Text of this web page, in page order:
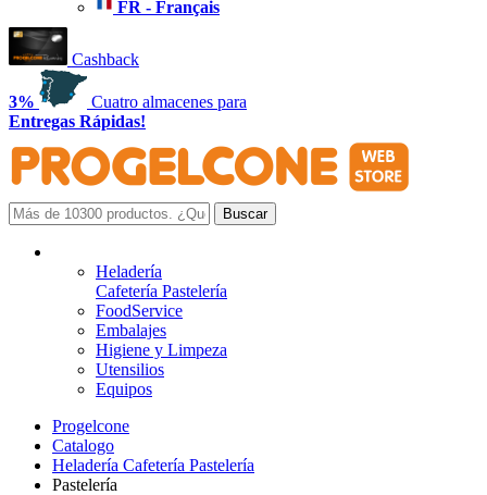
FR - Français
Cashback
3%
Cuatro almacenes para
Entregas Rápidas!
Heladería
Cafetería Pastelería
FoodService
Embalajes
Higiene y Limpeza
Utensilios
Equipos
Progelcone
Catalogo
Heladería Cafetería Pastelería
Pastelería